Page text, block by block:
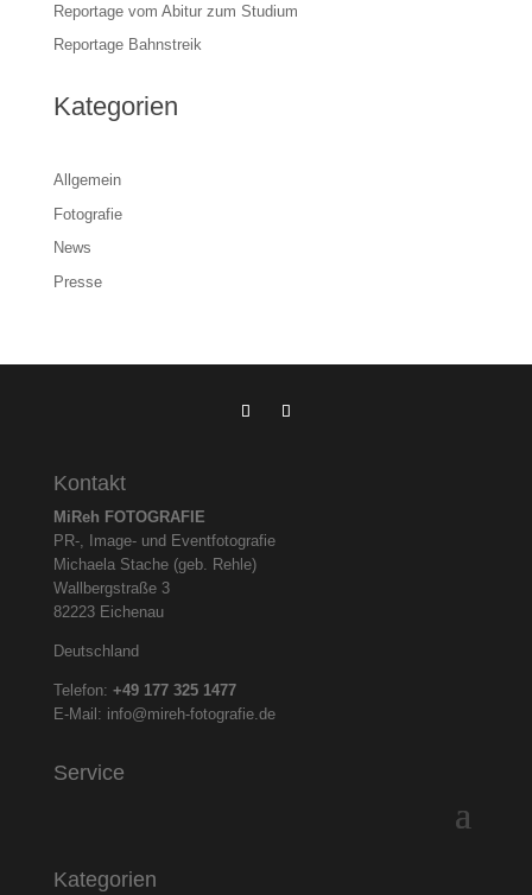
Reportage vom Abitur zum Studium
Reportage Bahnstreik
Kategorien
Allgemein
Fotografie
News
Presse
Kontakt
MiReh FOTOGRAFIE
PR-, Image- und Eventfotografie
Michaela Stache (geb. Rehle)
Wallbergstraße 3
82223 Eichenau
Deutschland
Telefon: +49 177 325 1477
E-Mail: info@mireh-fotografie.de
Service
Kategorien